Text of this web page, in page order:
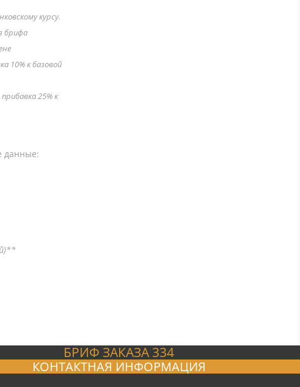
курсу.
брифа
10% к базовой
25% к
данные:
БРИФ ЗАКАЗА 334
КОНТАКТНАЯ ИНФОРМАЦИЯ